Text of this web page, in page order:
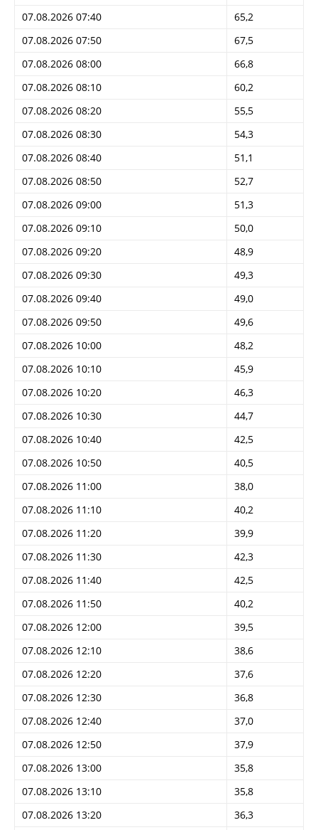
07.08.2026 07:40
65,2
07.08.2026 07:50
67,5
07.08.2026 08:00
66,8
07.08.2026 08:10
60,2
07.08.2026 08:20
55,5
07.08.2026 08:30
54,3
07.08.2026 08:40
51,1
07.08.2026 08:50
52,7
07.08.2026 09:00
51,3
07.08.2026 09:10
50,0
07.08.2026 09:20
48,9
07.08.2026 09:30
49,3
07.08.2026 09:40
49,0
07.08.2026 09:50
49,6
07.08.2026 10:00
48,2
07.08.2026 10:10
45,9
07.08.2026 10:20
46,3
07.08.2026 10:30
44,7
07.08.2026 10:40
42,5
07.08.2026 10:50
40,5
07.08.2026 11:00
38,0
07.08.2026 11:10
40,2
07.08.2026 11:20
39,9
07.08.2026 11:30
42,3
07.08.2026 11:40
42,5
07.08.2026 11:50
40,2
07.08.2026 12:00
39,5
07.08.2026 12:10
38,6
07.08.2026 12:20
37,6
07.08.2026 12:30
36,8
07.08.2026 12:40
37,0
07.08.2026 12:50
37,9
07.08.2026 13:00
35,8
07.08.2026 13:10
35,8
07.08.2026 13:20
36,3